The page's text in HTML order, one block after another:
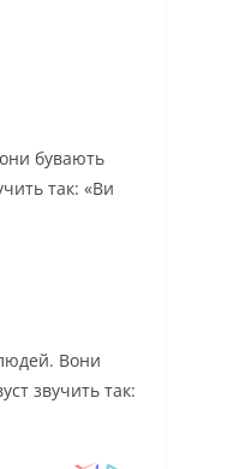
бувають
так: «Ви
Вони
звучить так: